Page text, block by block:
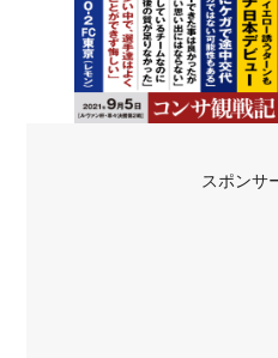
スポンサ